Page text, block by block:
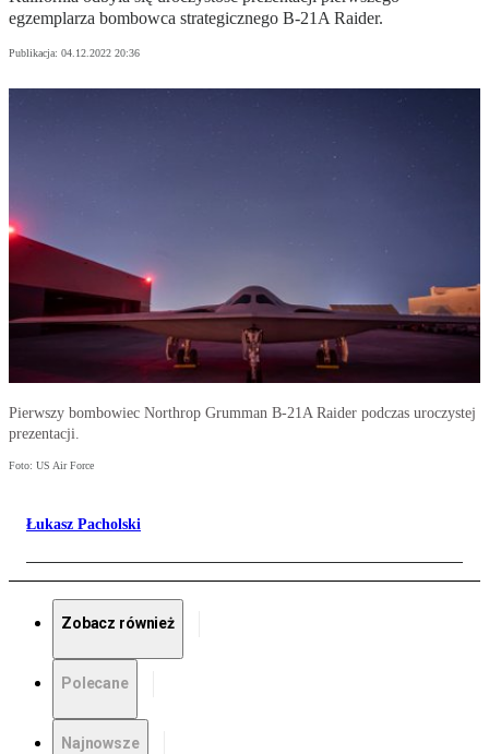
egzemplarza bombowca strategicznego B-21A Raider.
Publikacja: 04.12.2022 20:36
Pierwszy bombowiec Northrop Grumman B-21A Raider podczas uroczystej
prezentacji.
Foto: US Air Force
Łukasz Pacholski
Zobacz również
Polecane
Najnowsze